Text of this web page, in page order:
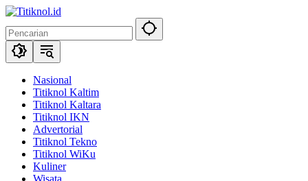
Langsung
konten
Nasional
Titiknol Kaltim
Titiknol Kaltara
Titiknol IKN
Advertorial
Titiknol Tekno
Titiknol WiKu
Kuliner
Wisata